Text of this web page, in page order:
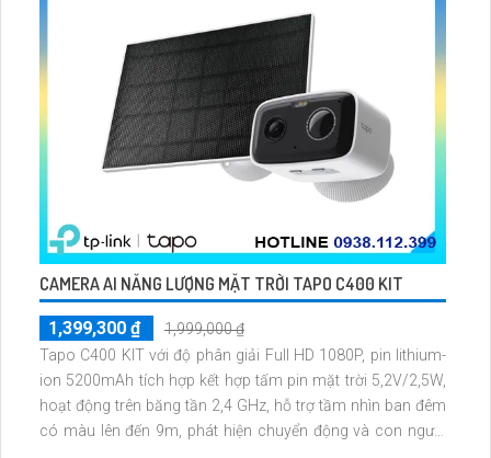
CAMERA AI NĂNG LƯỢNG MẶT TRỜI TAPO C400 KIT
1,399,300 ₫
1,999,000 ₫
Tapo C400 KIT với độ phân giải Full HD 1080P, pin lithium-
ion 5200mAh tích hợp kết hợp tấm pin mặt trời 5,2V/2,5W,
hoạt động trên băng tần 2,4 GHz, hỗ trợ tầm nhìn ban đêm
có màu lên đến 9m, phát hiện chuyển động và con người